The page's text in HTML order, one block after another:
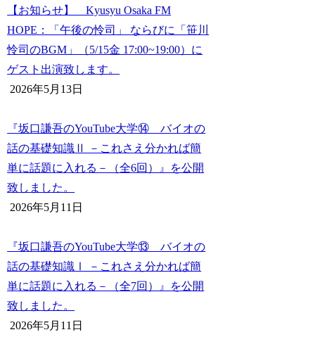
【お知らせ】 Kyusyu Osaka FM
HOPE：「午後の怜司」 ならびに「笹川
怜司のBGM」（5/15金 17:00~19:00）に
ゲスト出演致します。
2026年5月13日
『坂口謙吾のYouTube大学⑭ バイオの
話の基礎知識Ⅱ －これさえ分かれば簡
単に話題に入れる－（全6回）』を公開
致しました。
2026年5月11日
『坂口謙吾のYouTube大学⑬ バイオの
話の基礎知識Ⅰ －これさえ分かれば簡
単に話題に入れる－（全7回）』を公開
致しました。
2026年5月11日